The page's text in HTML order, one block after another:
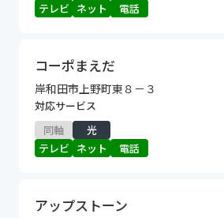
テレビ ネット 電話
コーポまえだ
岸和田市上野町東８－３
対応サービス
同軸
光
テレビ ネット 電話
アップストーン